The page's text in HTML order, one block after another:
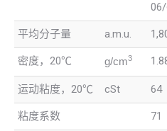
平均分子量 a.m.u.
密度，20℃ g/cm3
运动粘度，20℃ cSt 64
粘度系数 71